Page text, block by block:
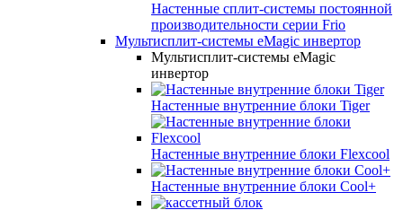
Настенные сплит-системы постоянной
производительности серии Frio
Мультисплит-системы eMagic инвертор
Мультисплит-системы eMagic
инвертор
Настенные внутренние блоки Tiger
Настенные внутренние блоки Flexcool
Настенные внутренние блоки Cool+